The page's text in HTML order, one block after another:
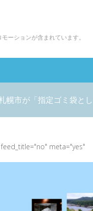
ーションが含まれています。
幌市が「指定ゴミ袋と
meta="yes"